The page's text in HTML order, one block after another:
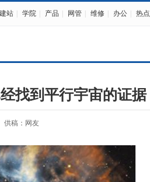
建站 学院 产品 网管 维修 办公 热点
找到平行宇宙的证据
供稿：网友